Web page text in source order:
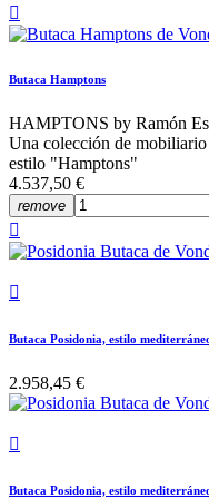

Butaca Hamptons
HAMPTONS by Ramón
Una colección de
estilo "Hamptons"
4.537,50 €
remove


Butaca Posidonia, estilo
2.958,45 €

Butaca Posidonia, estilo